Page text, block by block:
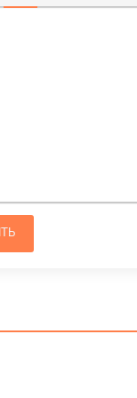
ТЕКСТА
ЦИТАТЫ
ВСТАВКА СПОЙЛЕРА